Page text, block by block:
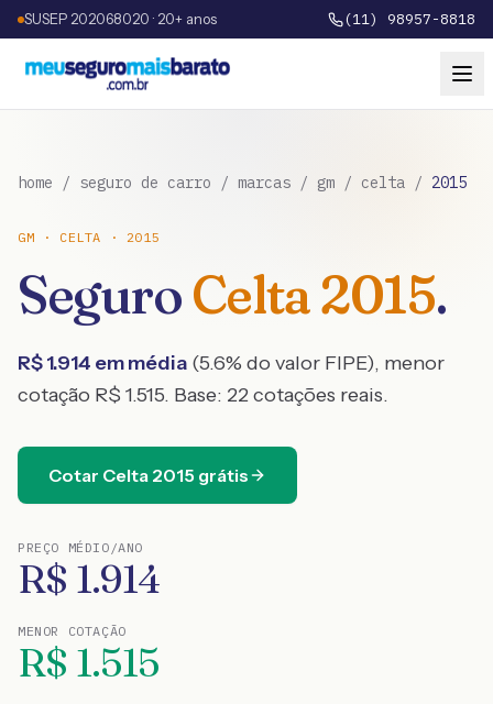
SUSEP 202068020 · 20+ anos (11) 98957-8818
home / seguro de carro / marcas / gm / celta / 2015
GM · CELTA · 2015
SeguroCelta2015.
R$1.914 em média (5.6% do valor FIPE), menor
cotação R$ 1.515. Base: 22cotações reais.
Cotar Celta 2015 grátis
PREÇO MÉDIO/ANO
R$ 1.914
MENOR COTAÇÃO
R$ 1.515